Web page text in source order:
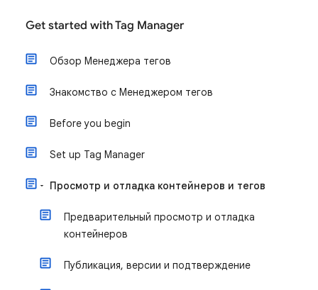
Get started with Tag Manager
Обзор Менеджера тегов
Знакомство с Менеджером тегов
Before you begin
Set up Tag Manager
Просмотр и отладка контейнеров и тегов
Предварительный просмотр и отладка
контейнеров
Публикация, версии и подтверждение